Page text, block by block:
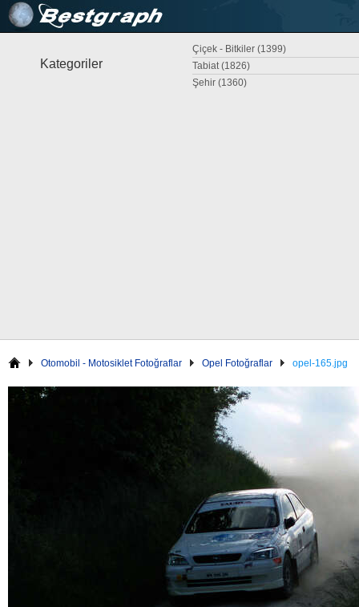
Kategoriler
Çiçek - Bitkiler (1399)
Tabiat (1826)
Şehir (1360)
Otomobil - Motosiklet Fotoğraflar Opel Fotoğraflar opel-165.jpg